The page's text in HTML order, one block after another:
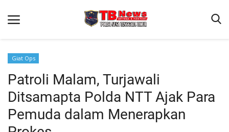
Beranda
Binkam
Terms & Conditions
Giat Ops
Patroli Malam, Turjawali
Ditsamapta Polda NTT Ajak Para
Pemuda dalam Menerapkan